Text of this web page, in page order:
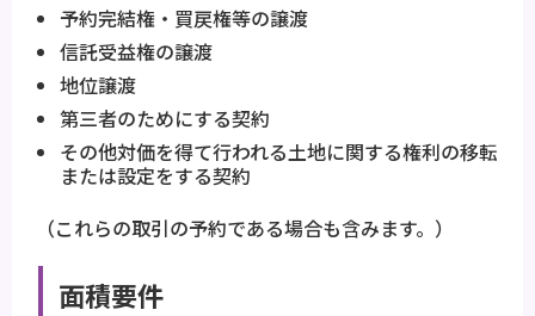
予約完結権・買戻権等の譲渡
信託受益権の譲渡
地位譲渡
第三者のためにする契約
その他対価を得て行われる土地に関する権利の移転
または設定をする契約
（これらの取引の予約である場合も含みます。）
面積要件